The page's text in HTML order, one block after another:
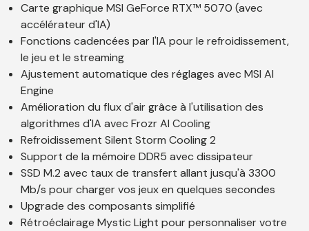
Carte graphique MSI GeForce RTX™ 5070 (avec
accélérateur d'IA)
Fonctions cadencées par l'IA pour le refroidissement,
le jeu et le streaming
Ajustement automatique des réglages avec MSI AI
Engine
Amélioration du flux d'air grâce à l'utilisation des
algorithmes d'IA avec Frozr AI Cooling
Refroidissement Silent Storm Cooling 2
Support de la mémoire DDR5 avec dissipateur
SSD M.2 avec taux de transfert allant jusqu'à 3300
Mb/s pour charger vos jeux en quelques secondes
Upgrade des composants simplifié
Rétroéclairage Mystic Light pour personnaliser votre